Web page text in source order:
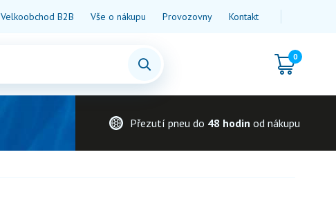
Velkoobchod B2B Vše o nákupu Provozovny Kontakt
0
Přezutí pneu do 48 hodin od nákupu